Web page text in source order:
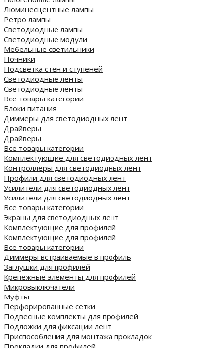
Люминесцентные лампы
Ретро лампы
Светодиодные лампы
Светодиодные модули
Мебельные светильники
Ночники
Подсветка стен и ступеней
Светодиодные ленты
Светодиодные ленты
Все товары категории
Блоки питания
Диммеры для светодиодных лент
Драйверы
Драйверы
Все товары категории
Комплектующие для светодиодных лент
Контроллеры для светодиодных лент
Профили для светодиодных лент
Усилители для светодиодных лент
Усилители для светодиодных лент
Все товары категории
Экраны для светодиодных лент
Комплектующие для профилей
Комплектующие для профилей
Все товары категории
Диммеры встраиваемые в профиль
Заглушки для профилей
Крепежные элементы для профилей
Микровыключатели
Муфты
Перфорированные сетки
Подвесные комплекты для профилей
Подложки для фиксации лент
Приспособления для монтажа прокладок